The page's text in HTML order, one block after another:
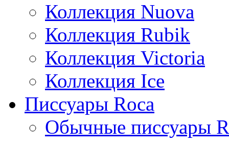
Коллекция Nuova
Коллекция Rubik
Коллекция Victoria
Коллекция Ice
Писсуары Roca
Обычные писсуары